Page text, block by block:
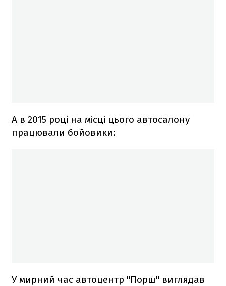
А в 2015 році на місці цього автосалону
працювали бойовики:
У мирний час автоцентр "Порш" виглядав